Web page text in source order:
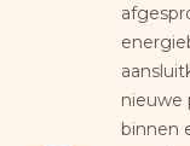
nieuwe
binnen